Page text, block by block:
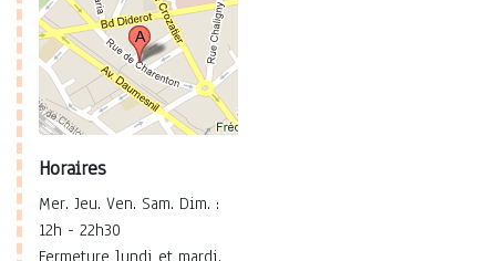
Horaires
Mer. Jeu. Ven. Sam. Dim. :
12h - 22h30
Fermeture lundi et mardi.